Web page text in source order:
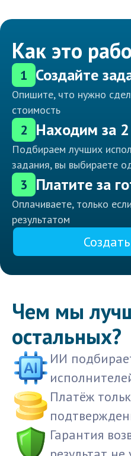
Как это
1 Создайте
Опишите, что нужно
стоимость
2 Находим за
Подбираем лучших
задания, вы выбираете
3 Платите за
Оплачиваете, только
результатом
Чем мы
остальных?
ИИ
Платёж
Гарантия